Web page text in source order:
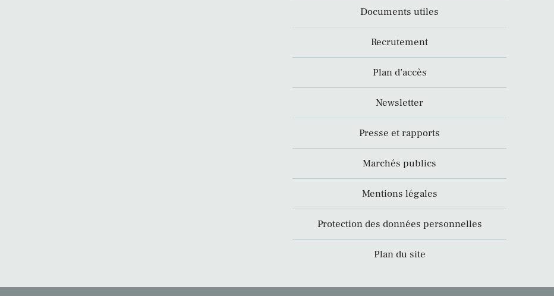
Documents utiles
Recrutement
Plan d’accès
Newsletter
Presse et rapports
Marchés publics
Mentions légales
Protection des données personnelles
Plan du site